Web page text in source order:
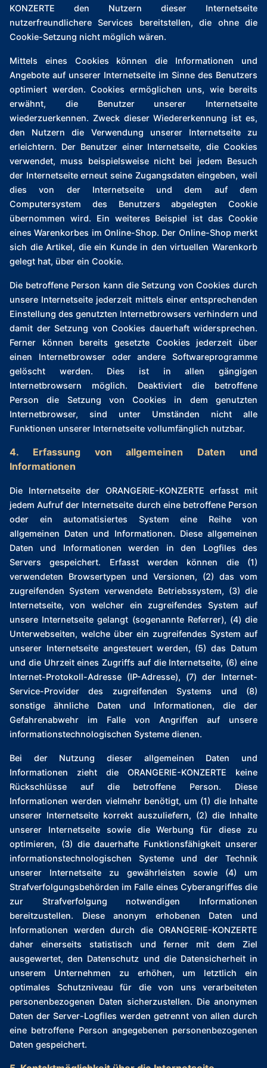
KONZERTE den Nutzern dieser Internetseite
nutzerfreundlichere Services bereitstellen, die ohne die
Cookie-Setzung nicht möglich wären.
Mittels eines Cookies können die Informationen und
Angebote auf unserer Internetseite im Sinne des Benutzers
optimiert werden. Cookies ermöglichen uns, wie bereits
erwähnt, die Benutzer unserer Internetseite
wiederzuerkennen. Zweck dieser Wiedererkennung ist es,
den Nutzern die Verwendung unserer Internetseite zu
erleichtern. Der Benutzer einer Internetseite, die Cookies
verwendet, muss beispielsweise nicht bei jedem Besuch
der Internetseite erneut seine Zugangsdaten eingeben, weil
dies von der Internetseite und dem auf dem
Computersystem des Benutzers abgelegten Cookie
übernommen wird. Ein weiteres Beispiel ist das Cookie
eines Warenkorbes im Online-Shop. Der Online-Shop merkt
sich die Artikel, die ein Kunde in den virtuellen Warenkorb
gelegt hat, über ein Cookie.
Die betroffene Person kann die Setzung von Cookies durch
unsere Internetseite jederzeit mittels einer entsprechenden
Einstellung des genutzten Internetbrowsers verhindern und
damit der Setzung von Cookies dauerhaft widersprechen.
Ferner können bereits gesetzte Cookies jederzeit über
einen Internetbrowser oder andere Softwareprogramme
gelöscht werden. Dies ist in allen gängigen
Internetbrowsern möglich. Deaktiviert die betroffene
Person die Setzung von Cookies in dem genutzten
Internetbrowser, sind unter Umständen nicht alle
Funktionen unserer Internetseite vollumfänglich nutzbar.
4. Erfassung von allgemeinen Daten und
Informationen
Die Internetseite der ORANGERIE-KONZERTE erfasst mit
jedem Aufruf der Internetseite durch eine betroffene Person
oder ein automatisiertes System eine Reihe von
allgemeinen Daten und Informationen. Diese allgemeinen
Daten und Informationen werden in den Logfiles des
Servers gespeichert. Erfasst werden können die (1)
verwendeten Browsertypen und Versionen, (2) das vom
zugreifenden System verwendete Betriebssystem, (3) die
Internetseite, von welcher ein zugreifendes System auf
unsere Internetseite gelangt (sogenannte Referrer), (4) die
Unterwebseiten, welche über ein zugreifendes System auf
unserer Internetseite angesteuert werden, (5) das Datum
und die Uhrzeit eines Zugriffs auf die Internetseite, (6) eine
Internet-Protokoll-Adresse (IP-Adresse), (7) der Internet-
Service-Provider des zugreifenden Systems und (8)
sonstige ähnliche Daten und Informationen, die der
Gefahrenabwehr im Falle von Angriffen auf unsere
informationstechnologischen Systeme dienen.
Bei der Nutzung dieser allgemeinen Daten und
Informationen zieht die ORANGERIE-KONZERTE keine
Rückschlüsse auf die betroffene Person. Diese
Informationen werden vielmehr benötigt, um (1) die Inhalte
unserer Internetseite korrekt auszuliefern, (2) die Inhalte
unserer Internetseite sowie die Werbung für diese zu
optimieren, (3) die dauerhafte Funktionsfähigkeit unserer
informationstechnologischen Systeme und der Technik
unserer Internetseite zu gewährleisten sowie (4) um
Strafverfolgungsbehörden im Falle eines Cyberangriffes die
zur Strafverfolgung notwendigen Informationen
bereitzustellen. Diese anonym erhobenen Daten und
Informationen werden durch die ORANGERIE-KONZERTE
daher einerseits statistisch und ferner mit dem Ziel
ausgewertet, den Datenschutz und die Datensicherheit in
unserem Unternehmen zu erhöhen, um letztlich ein
optimales Schutzniveau für die von uns verarbeiteten
personenbezogenen Daten sicherzustellen. Die anonymen
Daten der Server-Logfiles werden getrennt von allen durch
eine betroffene Person angegebenen personenbezogenen
Daten gespeichert.